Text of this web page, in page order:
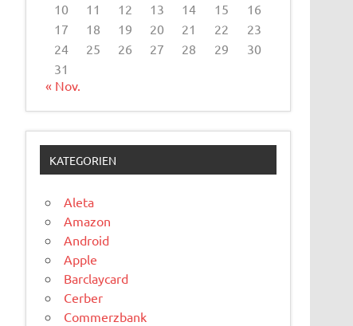
10
11 12 13 14 15
16
17
18 19 20 21 22
23
24
25 26 27 28 29
30
31
« Nov.
KATEGORIEN
Aleta
Amazon
Android
Apple
Barclaycard
Cerber
Commerzbank